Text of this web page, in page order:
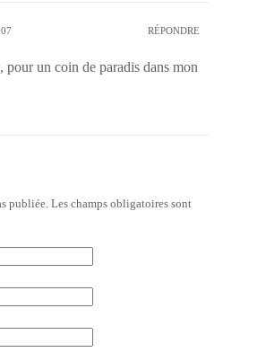
RÉPONDRE
pour un coin de paradis dans mon
publiée. Les champs obligatoires sont